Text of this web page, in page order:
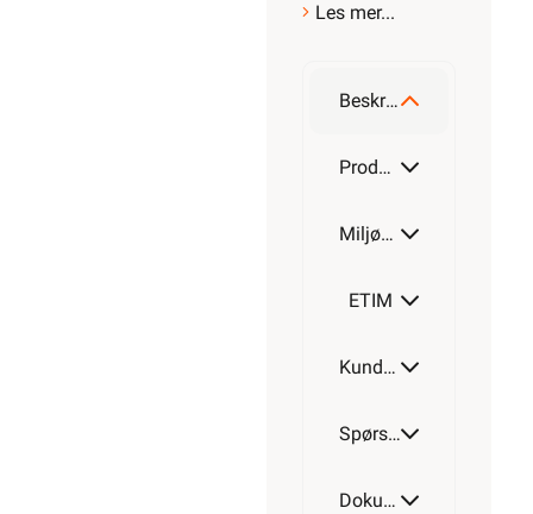
Les mer...
Beskrivelse
Produktdetaljer
Miljøparametere
ETIM
Kundeomtale
Spørsmål og svar
Dokumentasjon